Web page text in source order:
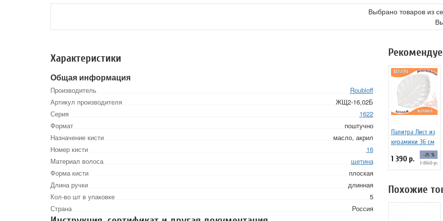
Выбрано товаров из
Характеристики
Общая информация
Производитель
Roubloff
Артикул производителя
ЖЩ2-16,02Б
Серия
1622
Формат
поштучно
Назначение кисти
масло, акрил
Номер кисти
16
Материал волоса
щетина
Форма кисти
плоская
Длина ручки
длинная
Кол-во шт в упаковке
5
Страна
Россия
Палитра Лист из
керамики 36 см
1 390 р. -25 %
1 860 р.
Похожие